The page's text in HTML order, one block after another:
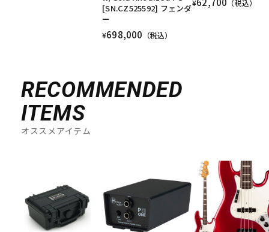
[SN.CZ525592] フェンダ
ー
¥698,000 （税込）
¥ （税込）
RECOMMENDED
ITEMS
オススメアイテム